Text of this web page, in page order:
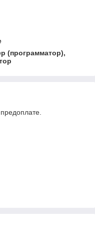
(программатор),